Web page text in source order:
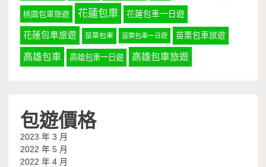
桃園包車旅遊 花蓮包車 花蓮包車一日遊
花蓮包車旅遊 苗栗包車 苗栗包車一日遊 苗栗包車旅遊
高雄包車 高雄包車一日遊 高雄包車旅遊
包遊價格
2023 年 3 月
2022 年 5 月
2022 年 4 月